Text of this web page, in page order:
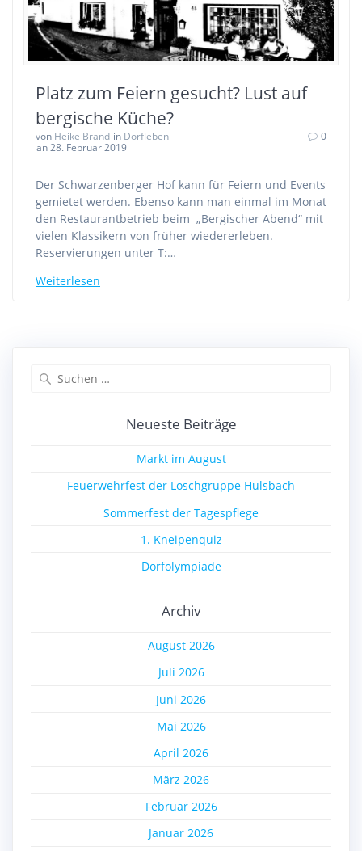
Platz zum Feiern gesucht? Lust auf
bergische Küche?
von Heike Brand in Dorfleben
an 28. Februar 2019
0
Der Schwarzenberger Hof kann für Feiern und Events
gemietet werden. Ebenso kann man einmal im Monat
den Restaurantbetrieb beim „Bergischer Abend“ mit
vielen Klassikern von früher wiedererleben.
Reservierungen unter T:…
Weiterlesen
Neueste Beiträge
Markt im August
Feuerwehrfest der Löschgruppe Hülsbach
Sommerfest der Tagespflege
1. Kneipenquiz
Dorfolympiade
Archiv
August 2026
Juli 2026
Juni 2026
Mai 2026
April 2026
März 2026
Februar 2026
Januar 2026